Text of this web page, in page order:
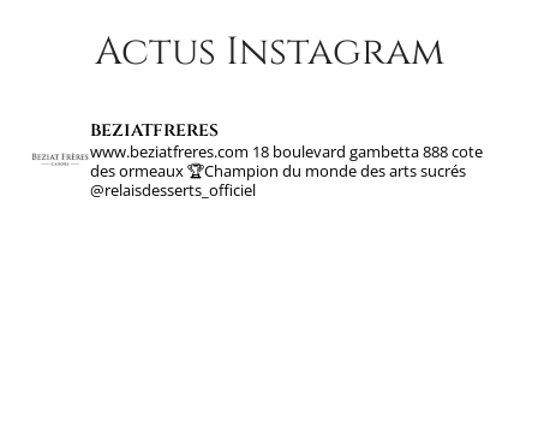
Actus Instagram
beziatfreres
www.beziatfreres.com 18 boulevard gambetta888 cote
des ormeaux🏆Champion du monde des arts sucrés
@relaisdesserts_officiel